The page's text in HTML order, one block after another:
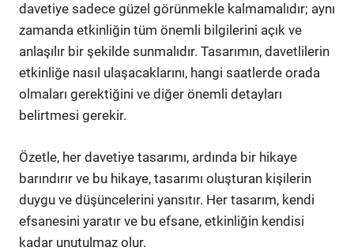
davetiye sadece güzel görünmekle kalmamalıdır; aynı
zamanda etkinliğin tüm önemli bilgilerini açık ve
anlaşılır bir şekilde sunmalıdır. Tasarımın, davetlilerin
etkinliğe nasıl ulaşacaklarını, hangi saatlerde orada
olmaları gerektiğini ve diğer önemli detayları
belirtmesi gerekir.
Özetle, her davetiye tasarımı, ardında bir hikaye
barındırır ve bu hikaye, tasarımı oluşturan kişilerin
duygu ve düşüncelerini yansıtır. Her tasarım, kendi
efsanesini yaratır ve bu efsane, etkinliğin kendisi
kadar unutulmaz olur.